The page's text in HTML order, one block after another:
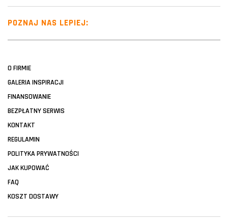
POZNAJ NAS LEPIEJ:
O FIRMIE
GALERIA INSPIRACJI
FINANSOWANIE
BEZPŁATNY SERWIS
KONTAKT
REGULAMIN
POLITYKA PRYWATNOŚCI
JAK KUPOWAĆ
FAQ
KOSZT DOSTAWY